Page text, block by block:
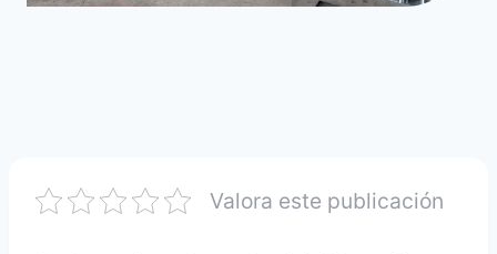
Valora este publicación